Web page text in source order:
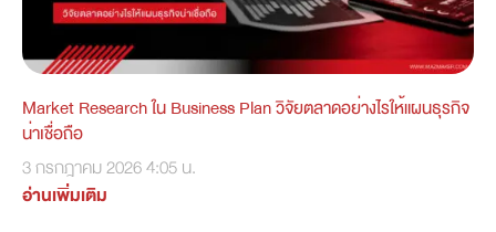
Market Research ใน Business Plan วิจัยตลาดอย่างไรให้แผนธุรกิจ
น่าเชื่อถือ
3 กรกฎาคม 20264:05 น.
อ่านเพิ่มเติม